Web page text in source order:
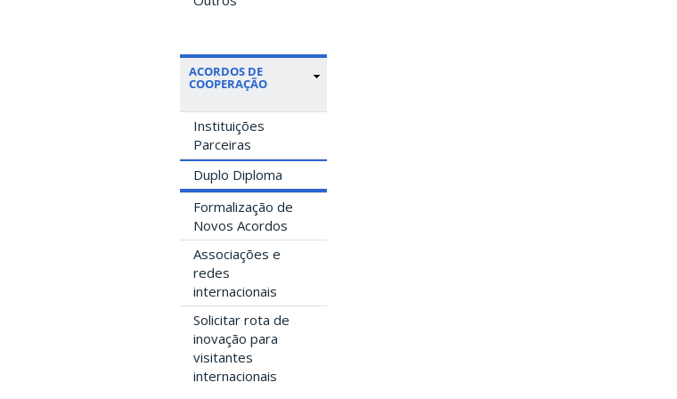
ACORDOS DE
COOPERAÇÃO
Instituições
Parceiras
Duplo Diploma
Formalização de
Novos Acordos
Associações e
redes
internacionais
Solicitar rota de
inovação para
visitantes
internacionais